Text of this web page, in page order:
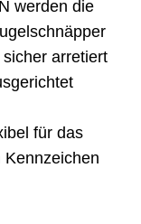
werden die
arretiert
für das